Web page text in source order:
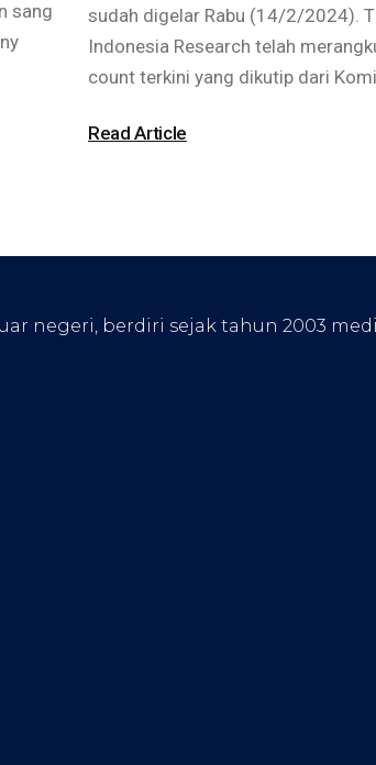
sang
sudah digelar Rabu (14/2/2024).
Indonesia Research telah
count terkini yang dikutip dari
Read Article
negeri, berdiri sejak tahun 2003